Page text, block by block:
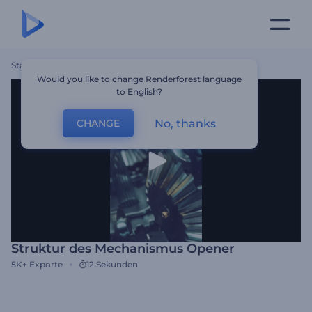
Startseite
Struktur des Mechanismus Opener
5K+ Exporte 12 Sekunden
Would you like to change Renderforest language
to English?
CHANGE No, thanks